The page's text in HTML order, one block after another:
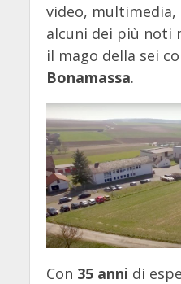
video,
alcuni dei più noti
il mago della sei
Bonamassa.
Con 35 anni di